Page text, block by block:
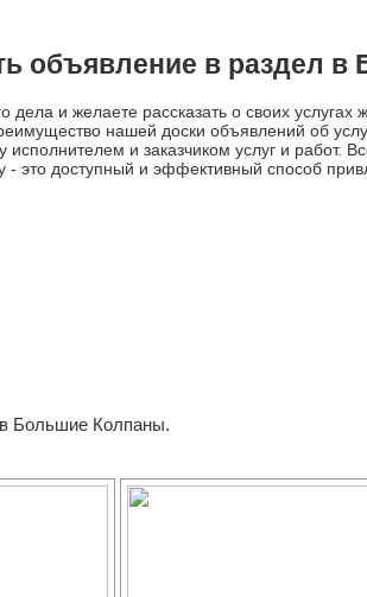
объявление в раздел
и желаете рассказать о своих
нашей доски объявлений об
и заказчиком услуг и работ.
- это доступный и эффективный способ
Большие Колпаны.